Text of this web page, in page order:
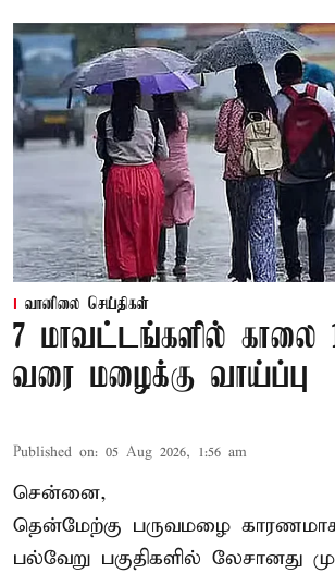
வானிலை செய்திகள்
7 மாவட்டங்களில் காலை
வரை மழைக்கு வாய்ப்பு
Published on: 05 Aug 2026, 1:56 am
சென்னை,
தென்மேற்கு பருவமழை
பல்வேறு பகுதிகளில் லேசானது